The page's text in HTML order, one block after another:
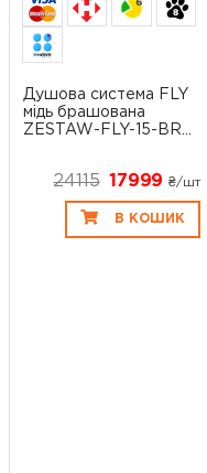
6
Душова система FLY
мідь брашована
ZESTAW-FLY-15-BR...
24115 17999₴/шт
В КОШИК